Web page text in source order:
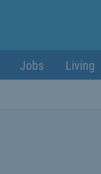
Jobs Living